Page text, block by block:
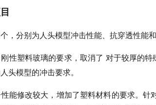
，分别为人头模型冲击性能、抗穿透性能和
性塑料玻璃的要求，取消了 对于较厚的
头模型的冲击要求。
能修改较大，增加了塑料材料的要求。针